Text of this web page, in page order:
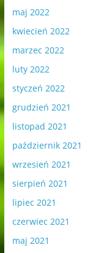
maj 2022
kwiecień 2022
marzec 2022
luty 2022
styczeń 2022
grudzień 2021
listopad 2021
październik 2021
wrzesień 2021
sierpień 2021
lipiec 2021
czerwiec 2021
maj 2021